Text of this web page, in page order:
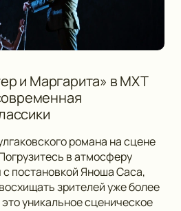
и Маргарита» в МХТ
романа на сцене
в атмосферу
постановкой Яноша Саса,
зрителей уже более
уникальное сценическое